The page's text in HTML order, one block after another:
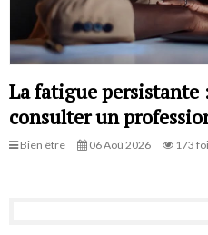
La fatigue
consulter un
Bien être 06 Aoû 2026 173